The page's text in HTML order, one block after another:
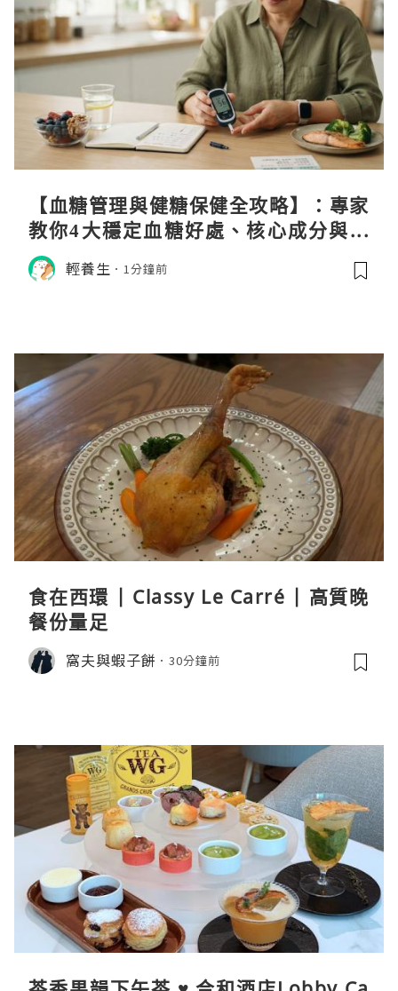
【血糖管理與健糖保健全攻略】：專家
教你4大穩定血糖好處、核心成分與日
常調養秘訣
輕養生 1分鐘前
食在西環 | Classy Le Carré | 高質晚
餐份量足
窩夫與蝦子餅 30分鐘前